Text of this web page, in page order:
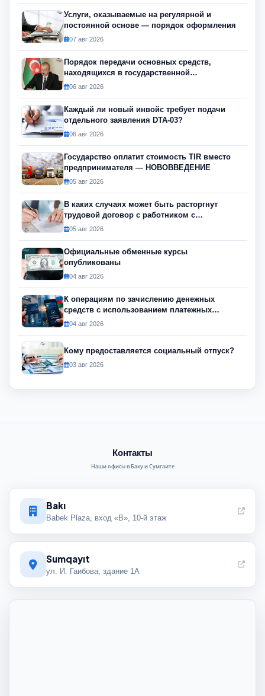
Услуги, оказываемые на регулярной и
постоянной основе — порядок оформления
07 авг 2026
Порядок передачи основных средств,
находящихся в государственной
собственности, изменился
06 авг 2026
Каждый ли новый инвойс требует подачи
отдельного заявления DTA-03?
06 авг 2026
Государство оплатит стоимость TIR вместо
предпринимателя — НОВОВВЕДЕНИЕ
05 авг 2026
В каких случаях может быть расторгнут
трудовой договор с работником с
инвалидностью?
05 авг 2026
Официальные обменные курсы
опубликованы
04 авг 2026
К операциям по зачислению денежных
средств с использованием платежных
инструментов будет применяться риск-
04 авг 2026
Кому предоставляется социальный отпуск?
03 авг 2026
Контакты
Наши офисы в Баку и Сумгаите
Bakı
Babek Plaza, вход «B», 10-й этаж
Sumqayıt
ул. И. Гаибова, здание 1А